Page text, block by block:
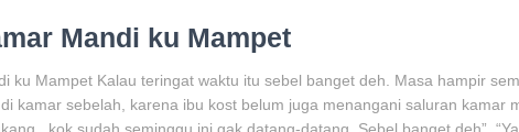
Mandi ku Mampet
ku Mampet Kalau teringat waktu itu sebel banget deh. Masa hampir
kamar sebelah, karena ibu kost belum juga menangani saluran kamar